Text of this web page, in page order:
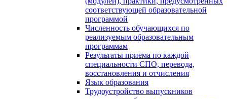
соответствующей образовательной
программой
Численность обучающихся по
реализуемым образовательным
программам
Результаты приема по каждой
специальности СПО, перевода,
восстановления и отчисления
Язык образования
Трудоустройство выпускников